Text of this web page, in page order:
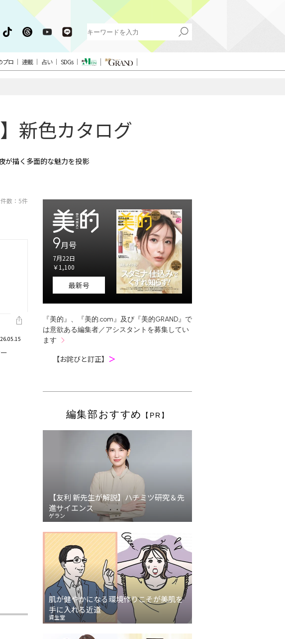
プロ 連載 占い SDGs
新色カタログ
が描く多面的な魅力を投影
数：5件
9月号
7月22日
￥1,100
最新号
『美的』、『美的.com』及び『美的GRAND』で
は意欲ある編集者／アシスタントを募集してい
ます
【お詫びと訂正】 ＞
編集部おすすめ 【PR】
【友利 新先生が解説】ハチミツ研究＆先
進サイエンス
ゲラン
肌が健やかになる環境作りこそが美肌を
手に入れる近道
資生堂